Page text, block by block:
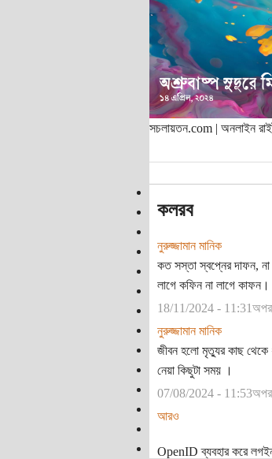
সচলায়তন.com | অনলাইন
কলরব
নুরুজ্জামান মানিক
কত সস্তা স্বপ্নের দাফন, না
লাগে কফিন না লাগে কাফন।
18/11/2024 -
নুরুজ্জামান মানিক
জীবন হলো মৃত্যুর কাছ থেকে
নেয়া কিছুটা সময় ।
07/08/2024 -
আরও
OpenID ব্যবহার করে